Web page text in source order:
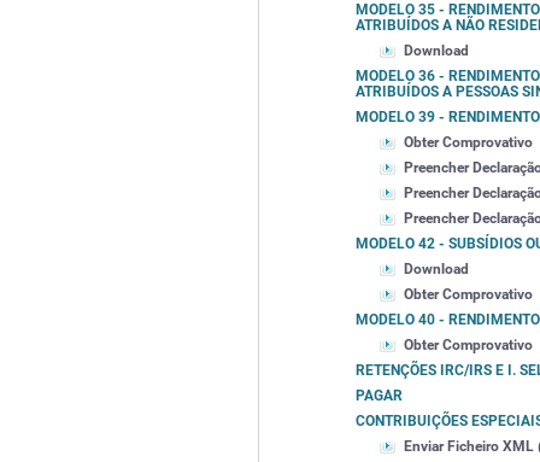
MODELO 35 -
ATRIBUÍDOS A NÃO
Download
MODELO 36 -
ATRIBUÍDOS A PESSOAS
MODELO 39 -
Obter Comprovativo
Preencher
Preencher
Preencher
MODELO 42 - SUBSÍDIOS
Download
Obter Comprovativo
MODELO 40 -
Obter Comprovativo
RETENÇÕES IRC/IRS E I.
PAGAR
CONTRIBUIÇÕES
Enviar Ficheiro